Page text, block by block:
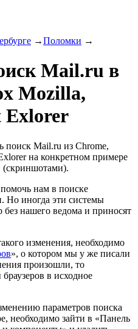
→Поломки →
Mail.ru в
Mozilla,
Exlorer
поиск Mail.ru из Chrome,
на конкретном примере
нам в поиске
Но иногда эти системы
нашего ведома и приносят
изменения, необходимо
», о котором мы у же писали
произошли, то
в исходное
параметров поиска
необходимо зайти в «Панель